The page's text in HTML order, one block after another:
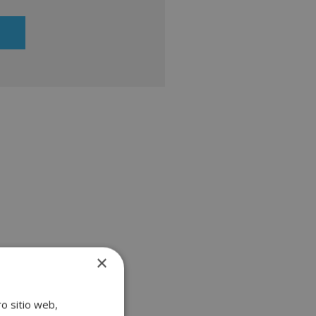
ejercitar sus derechos
dirigiéndose a la
×
sitio web,